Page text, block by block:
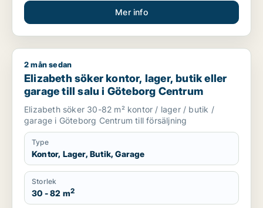
Mer info
Elizabeth söker kontor, lager, butik eller garage till salu i
2 mån sedan
Elizabeth söker kontor, lager, butik eller
garage till salu i Göteborg Centrum
Elizabeth söker 30-82 m² kontor / lager / butik /
garage i Göteborg Centrum till försäljning
Type
Kontor, Lager, Butik, Garage
Storlek
30 - 82 m2